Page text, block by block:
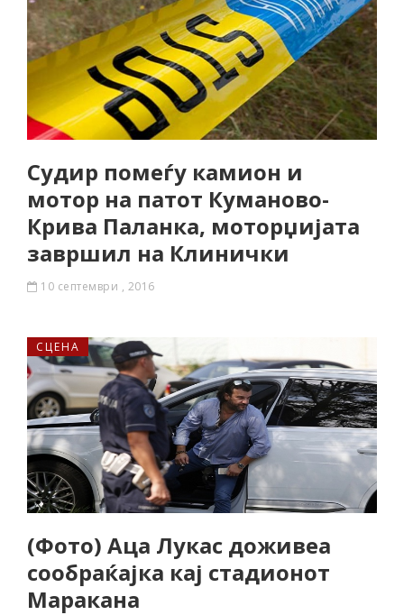
Судир помеѓу камион и
мотор на патот Куманово-
Крива Паланка, моторџијата
завршил на Клинички
10 септември , 2016
СЦЕНА
(Фото) Аца Лукас доживеа
сообраќајка кај стадионот
Маракана